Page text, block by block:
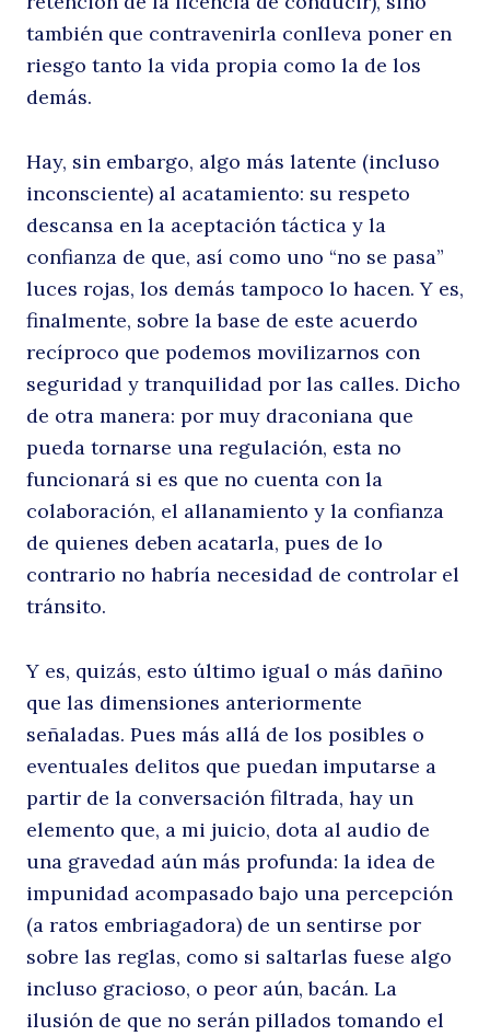
Buscar
también que contravenirla conlleva poner en
riesgo tanto la vida propia como la de los
demás.
Hay, sin embargo, algo más latente (incluso
inconsciente) al acatamiento: su respeto
descansa en la aceptación táctica y la
confianza de que, así como uno “no se pasa”
luces rojas, los demás tampoco lo hacen. Y es,
finalmente, sobre la base de este acuerdo
recíproco que podemos movilizarnos con
seguridad y tranquilidad por las calles. Dicho
de otra manera: por muy draconiana que
pueda tornarse una regulación, esta no
funcionará si es que no cuenta con la
colaboración, el allanamiento y la confianza
de quienes deben acatarla, pues de lo
contrario no habría necesidad de controlar el
tránsito.
Y es, quizás, esto último igual o más dañino
que las dimensiones anteriormente
señaladas. Pues más allá de los posibles o
eventuales delitos que puedan imputarse a
partir de la conversación filtrada, hay un
elemento que, a mi juicio, dota al audio de
una gravedad aún más profunda: la idea de
impunidad acompasado bajo una percepción
(a ratos embriagadora) de un sentirse por
sobre las reglas, como si saltarlas fuese algo
incluso gracioso, o peor aún, bacán. La
ilusión de que no serán pillados tomando el